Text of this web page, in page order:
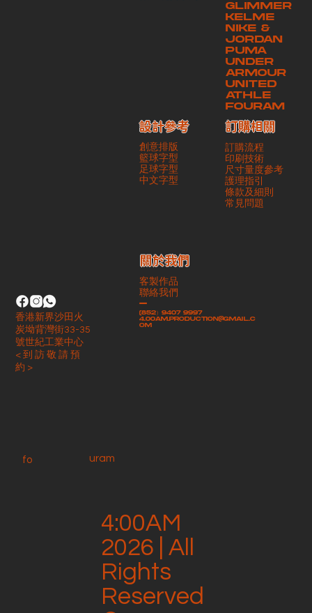
有關貨品之遺失、損毀、誤投或運送延誤，本公司一律不負責
4:00AM
2026 | All
Rights
Reserved
GLIMMER
KELME
NIKE &
JORDAN
PUMA
UNDER
ARMOUR
UNITED
ATHLE
FOURAM
創意排版
籃球字型
足球字型
​中文字型
設計參考
訂購流程
印刷技術
尺寸量度參考
護理指引
條款及細則
​常見問題
訂購相關
客製作品
聯絡我們
-
(852）9407 9997
4.00am.production@gmail.c
om
​關於我們
香港新界沙田火
炭坳背灣街33-35
號世紀工業中心
< 到 訪 敬 請 預
約 >
fo uram